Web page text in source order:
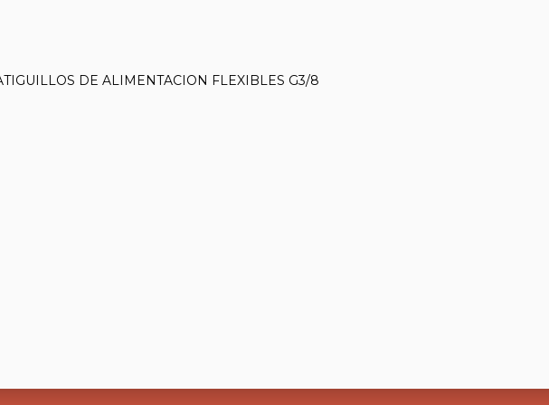
DE ALIMENTACION FLEXIBLES G3/8